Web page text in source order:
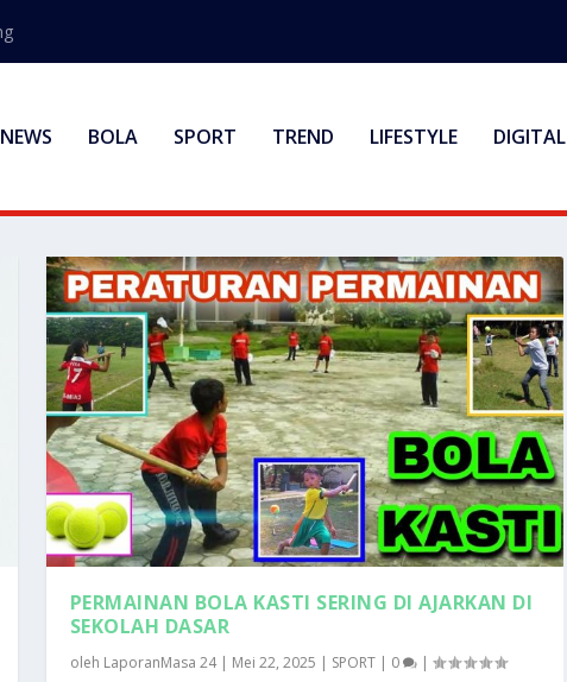
NEWS BOLA SPORT TREND LIFESTYLE DIGITAL
PERMAINAN BOLA KASTI SERING DI AJARKAN DI
SEKOLAH DASAR
oleh LaporanMasa 24| Mei 22, 2025 | SPORT| 0 |